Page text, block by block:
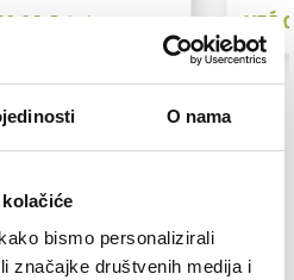
O nama
bismo personalizirali
značajke društvenih medija i
VEĆ OD: